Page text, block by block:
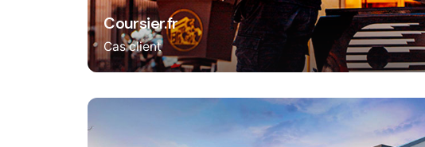
Coursier.fr
Cas client